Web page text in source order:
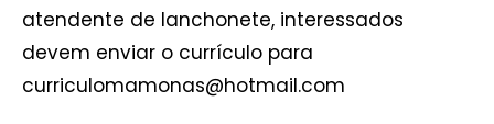
atendente de lanchonete, interessados
devem enviar o currículo para
curriculomamonas@hotmail.com